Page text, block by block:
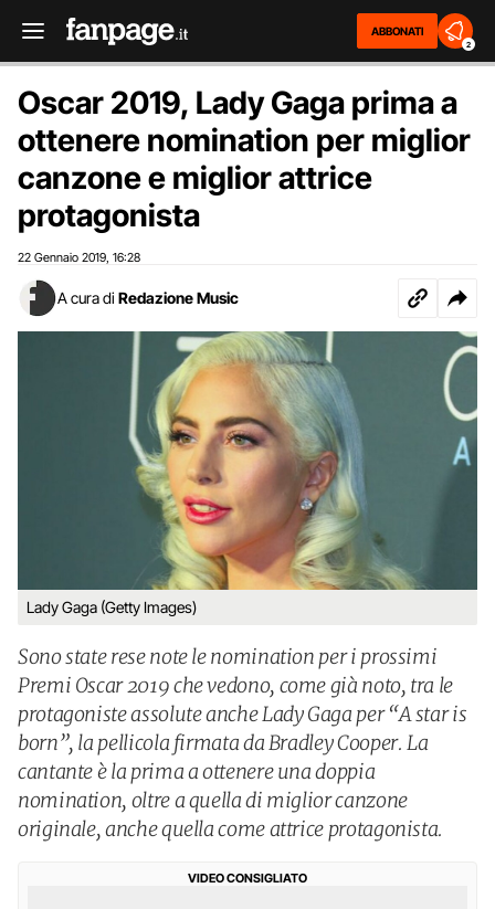
ABBONATI
2
Oscar 2019, Lady Gaga prima a
ottenere nomination per miglior
canzone e miglior attrice
protagonista
22 Gennaio 2019 16:28
A cura di Redazione Music
Lady Gaga (Getty Images)
Sono state rese note le nomination per i prossimi
Premi Oscar 2019 che vedono, come già noto, tra le
protagoniste assolute anche Lady Gaga per “A star is
born”, la pellicola firmata da Bradley Cooper. La
cantante è la prima a ottenere una doppia
nomination, oltre a quella di miglior canzone
originale, anche quella come attrice protagonista.
VIDEO CONSIGLIATO